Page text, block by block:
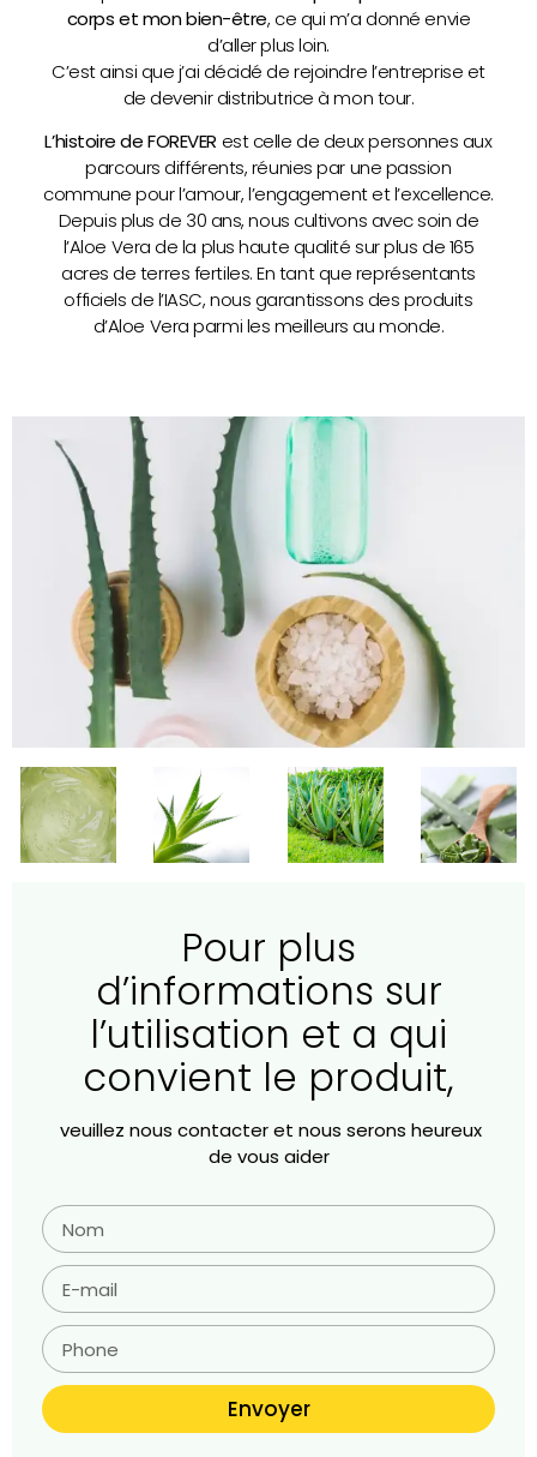
corps et mon bien-être, ce qui m’a donné envie
d’aller plus loin.
C’est ainsi que j’ai décidé de rejoindre l’entreprise et
de devenir distributrice à mon tour.
L’histoire de FOREVER est celle de deux personnes aux
parcours différents, réunies par une passion
commune pour l’amour, l’engagement et l’excellence.
Depuis plus de 30 ans, nous cultivons avec soin de
l’Aloe Vera de la plus haute qualité sur plus de 165
acres de terres fertiles. En tant que représentants
officiels de l’IASC, nous garantissons des produits
d’Aloe Vera parmi les meilleurs au monde.
Pour plus
d’informations sur
l’utilisation et a qui
convient le produit,
veuillez nous contacter et nous serons heureux
de vous aider
Envoyer